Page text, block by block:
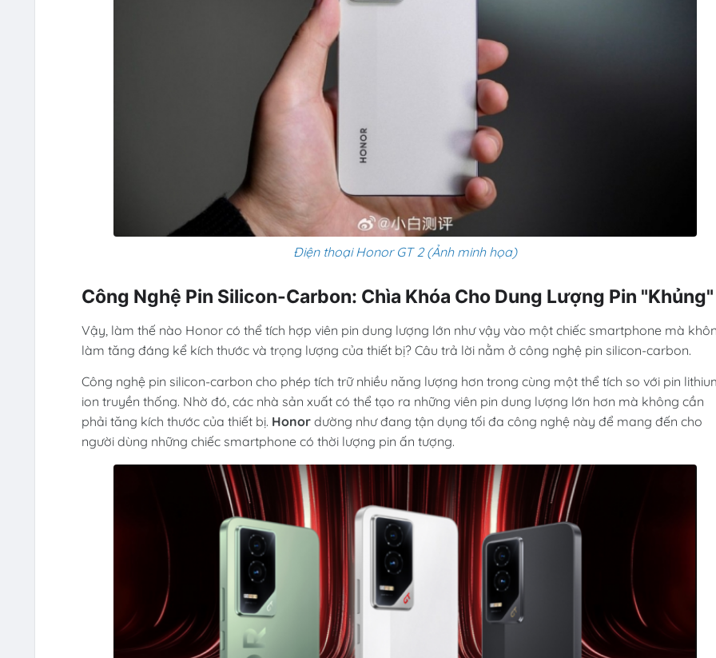
Điện thoại Honor GT 2 (Ảnh minh họa)
Công Nghệ Pin Silicon-Carbon: Chìa Khóa Cho Dung Lượng Pin "Khủng"
Vậy, làm thế nào Honor có thể tích hợp viên pin dung lượng lớn như vậy vào một chiếc smartphone mà
làm tăng đáng kể kích thước và trọng lượng của thiết bị? Câu trả lời nằm ở công nghệ pin silicon-carbon.
Công nghệ pin silicon-carbon cho phép tích trữ nhiều năng lượng hơn trong cùng một thể tích so với pin
ion truyền thống. Nhờ đó, các nhà sản xuất có thể tạo ra những viên pin dung lượng lớn hơn mà không cần
phải tăng kích thước của thiết bị. Honordường như đang tận dụng tối đa công nghệ này để mang đến cho
người dùng những chiếc smartphone có thời lượng pin ấn tượng.